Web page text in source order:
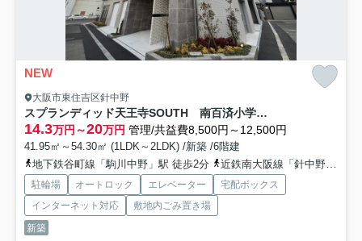
NEW
大阪市東住吉区針中野
スプランディッド天王寺SOUTH 南百済小学校区
14.3万円～20万円 管理/共益費8,500円～12,500円
41.95㎡～54.30㎡ (1LDK～2LDK) /新築 /6階建
地下鉄谷町線「駒川中野」駅 徒歩2分
近鉄南大阪線「針中野」駅 徒歩6分
駐輪場 オートロック エレベーター
宅配ボックス
インターネット対応
敷地内ごみ置き場
新築